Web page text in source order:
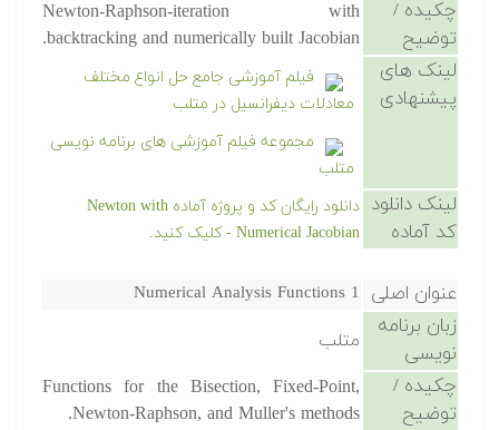
چکیده /
توضیح
Newton-Raphson-iteration with
backtracking and numerically built Jacobian.
لینک های
پیشنهادی
فیلم آموزشی جامع حل انواع مختلف
معادلات دیفرانسیل در متلب
مجموعه فیلم آموزشی های برنامه نویسی
متلب
لینک دانلود
کد آماده
دانلود رایگان کد و پروژه آماده Newton with
Numerical Jacobian - کلیک کنید.
عنوان اصلی Numerical Analysis Functions 1
زبان برنامه
نویسی
متلب
چکیده /
توضیح
Functions for the Bisection, Fixed-Point,
Newton-Raphson, and Muller's methods.